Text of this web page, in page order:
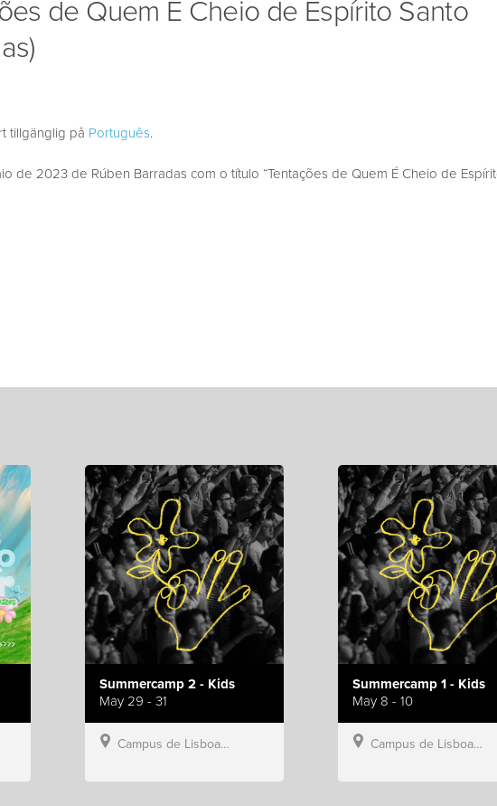
de Quem É Cheio de Espírito Santo
tillgänglig på Português.
de 2023 de Rúben Barradas com o título “Tentações de Quem É Cheio de
Summercamp 2 - Kids
May 29 - 31
Campus de Lisboa, Hillsong Portugal
Summercamp 1 - Kids
May 8 - 10
Campus de Lisboa, Hillsong Portugal